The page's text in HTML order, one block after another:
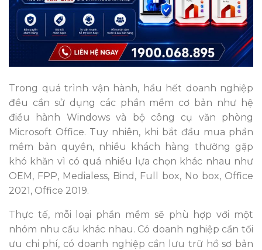
Trong quá trình vận hành, hầu hết doanh nghiệp
đều cần sử dụng các phần mềm cơ bản như hệ
điều hành Windows và bộ công cụ văn phòng
Microsoft Office. Tuy nhiên, khi bắt đầu mua phần
mềm bản quyền, nhiều khách hàng thường gặp
khó khăn vì có quá nhiều lựa chọn khác nhau như
OEM, FPP, Medialess, Bind, Full box, No box, Office
2021, Office 2019.
Thực tế, mỗi loại phần mềm sẽ phù hợp với một
nhóm nhu cầu khác nhau. Có doanh nghiệp cần tối
ưu chi phí, có doanh nghiệp cần lưu trữ hồ sơ bản